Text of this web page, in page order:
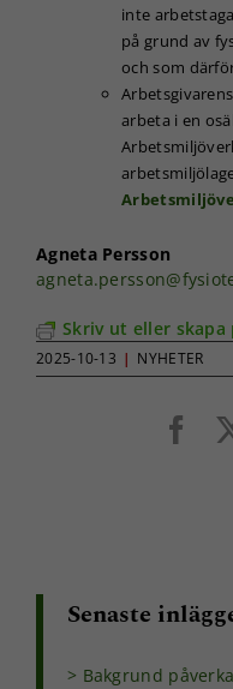
inte
på grund av
och som
arbeta i en
Agneta Persson
Skriv ut eller skapa
2025-10-13 | NYHETER
Senaste
Bakgrund